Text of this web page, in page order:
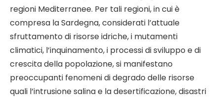
regioni Mediterranee. Per tali regioni, in cui è
compresa la Sardegna, considerati l’attuale
sfruttamento di risorse idriche, i mutamenti
climatici, l’inquinamento, i processi di sviluppo e di
crescita della popolazione, si manifestano
preoccupanti fenomeni di degrado delle risorse
quali l’intrusione salina e la desertificazione, disastri